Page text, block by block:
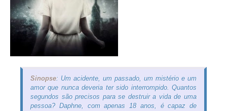
Sinopse: Um acidente, um passado, um mistério e um
amor que nunca deveria ter sido interrompido. Quantos
segundos são precisos para se destruir a vida de uma
pessoa? Daphne, com apenas 18 anos, é capaz de